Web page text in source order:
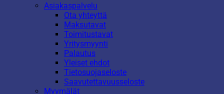
Asiakaspalvelu
Ota yhteyttä
Maksutavat
Toimitustavat
Yritysmyynti
Palautus
Yleiset ehdot
Tietosuojaseloste
Saavutettavuusseloste
Myymälät